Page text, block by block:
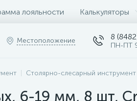
лояльности Калькуляторы
Местоположение 8
ПН-ПТ
Столярно-слесарный инструмент
6-19 мм, 8 шт,